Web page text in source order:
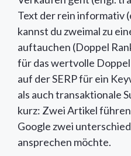
Text der rein informativ
kannst du zweimal zu
auftauchen (Doppel
für das wertvolle Doppel
auf der SERP für ein
als auch transaktionale
kurz: Zwei Artikel
Google zwei
ansprechen möchte.